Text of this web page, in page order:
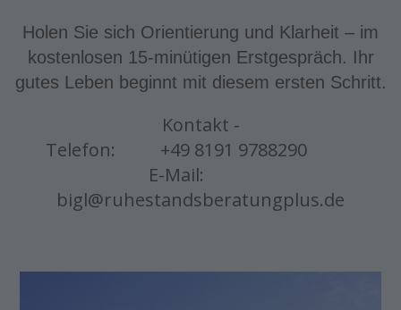
Holen Sie sich Orientierung und Klarheit – im
kostenlosen 15-minütigen Erstgespräch. Ihr
gutes Leben beginnt mit diesem ersten Schritt.
Kontakt -
Telefon: +49 8191 9788290
E-Mail:
bigl@ruhestandsberatungplus.de